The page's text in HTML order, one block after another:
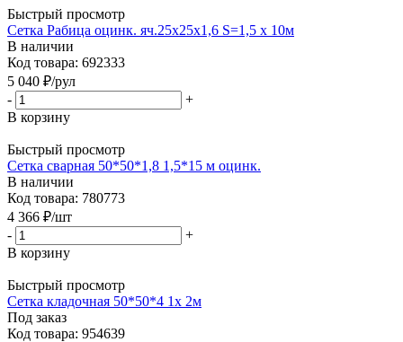
Быстрый просмотр
Сетка Рабица оцинк. яч.25х25х1,6 S=1,5 х 10м
В наличии
Код товара: 692333
5 040 ₽/рул
-
+
В корзину
Быстрый просмотр
Сетка сварная 50*50*1,8 1,5*15 м оцинк.
В наличии
Код товара: 780773
4 366 ₽/шт
-
+
В корзину
Быстрый просмотр
Сетка кладочная 50*50*4 1х 2м
Под заказ
Код товара: 954639